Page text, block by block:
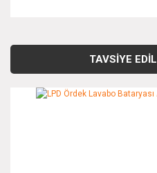
kullanarak tarafımıza
TAVSİYE